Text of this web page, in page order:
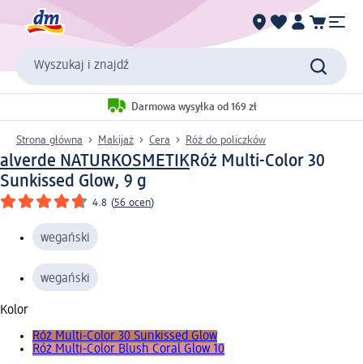
Wyszukaj i znajdź
Darmowa wysyłka od 169 zł
Strona główna Makijaż Cera Róż do policzków
alverde NATURKOSMETIKRóż Multi-Color 30
Sunkissed Glow, 9 g
4.8 (56 ocen)
wegański
wegański
Kolor
Róż Multi-Color 30 Sunkissed Glow
Róż Multi-Color Blush Coral Glow 10